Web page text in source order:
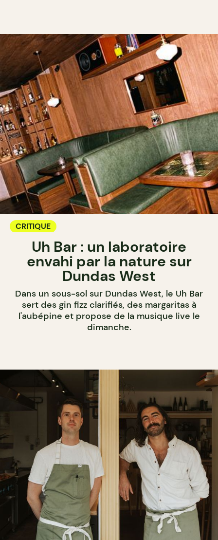
CRITIQUE
Uh Bar : un laboratoire
envahi par la nature sur
Dundas West
Dans un sous-sol sur Dundas West, le Uh Bar
sert des gin fizz clarifiés, des margaritas à
l'aubépine et propose de la musique live le
dimanche.